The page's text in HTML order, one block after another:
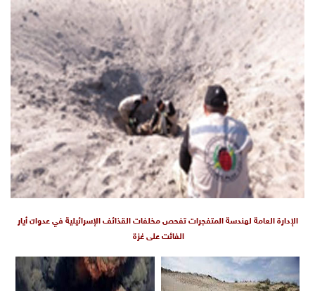
لهندسة المتفجرات تفحص مخلفات القذائف الإسرائيلية في عدوان أيار
الفائت على غزة